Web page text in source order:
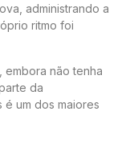
administrando a
ritmo foi
embora não tenha
da
um dos maiores